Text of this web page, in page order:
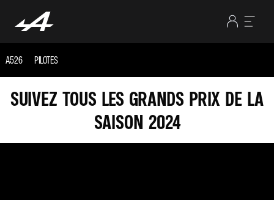
A526 PILOTES
SUIVEZ TOUS LES GRANDS PRIX DE LA
SAISON 2024